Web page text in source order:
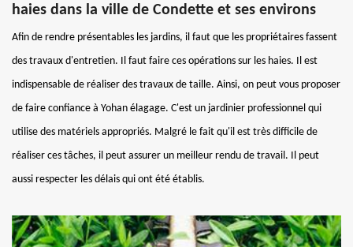
haies dans la ville de Condette et ses environs
Afin de rendre présentables les jardins, il faut que les propriétaires fassent
des travaux d'entretien. Il faut faire ces opérations sur les haies. Il est
indispensable de réaliser des travaux de taille. Ainsi, on peut vous proposer
de faire confiance à Yohan élagage. C'est un jardinier professionnel qui
utilise des matériels appropriés. Malgré le fait qu'il est très difficile de
réaliser ces tâches, il peut assurer un meilleur rendu de travail. Il peut
aussi respecter les délais qui ont été établis.